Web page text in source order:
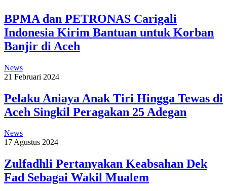
BPMA dan PETRONAS Carigali
Indonesia Kirim Bantuan untuk Korban
Banjir di Aceh
News
21 Februari 2024
Pelaku Aniaya Anak Tiri Hingga Tewas di
Aceh Singkil Peragakan 25 Adegan
News
17 Agustus 2024
Zulfadhli Pertanyakan Keabsahan Dek
Fad Sebagai Wakil Mualem